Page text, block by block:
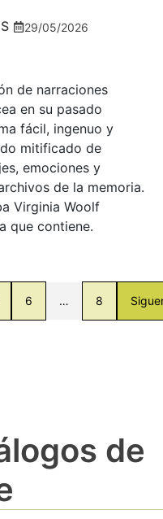
29/05/2026
de narraciones
en su pasado
fácil, ingenuo y
mitificado de
emociones y
de la memoria.
Virginia Woolf
que contiene.
6 … 8
de